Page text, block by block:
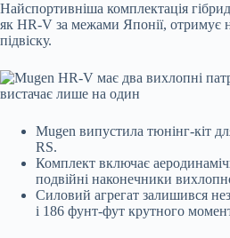
Найспортивніша комплектація
як HR-V за межами Японії, отримує
підвіску.
Mugen випустила тюнінг-кіт
RS.
Комплект включає
подвійні наконечники
Силовий агрегат залишився
і 186 фунт-фут крутного